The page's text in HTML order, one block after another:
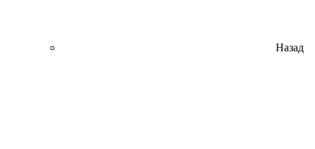
Назад